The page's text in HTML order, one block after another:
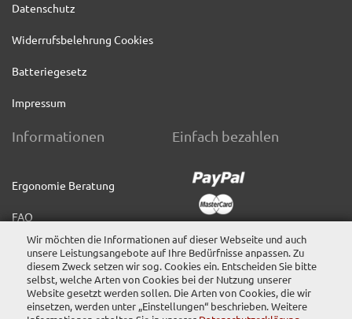
Datenschutz
Widerrufsbelehrung Cookies
Batteriegesetz
Impressum
Informationen
Ergonomie Beratung
FAQ
Service & Hilfe
Einfach bezahlen
Skonto bei Vorkasse Follow us
Wir möchten die Informationen auf dieser Webseite und auch
unsere Leistungsangebote auf Ihre Bedürfnisse anpassen. Zu
diesem Zweck setzen wir sog. Cookies ein. Entscheiden Sie bitte
selbst, welche Arten von Cookies bei der Nutzung unserer
Website gesetzt werden sollen. Die Arten von Cookies, die wir
einsetzen, werden unter „Einstellungen“ beschrieben. Weitere